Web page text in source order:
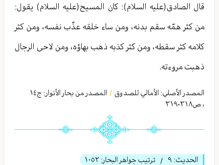
قال الصادق(عليه السلام): كان المسيح(عليه السلام) يقول:
من كثر همّه سقم بدنه، ومن ساء خلقه عذّب نفسه، ومن كثر
كلامه كثر سقطه، ومن كثر كذبه ذهب بهاؤه، ومن لاحى الرجال
ذهبت مروءته.
المصدر الأصلي: الأمالي للصدوق / المصدر من بحار الأنوار: ج١٤
، ص٣١٨-٣١٩
الحديث: ٩ / ترتيب جواهر البحار: ١٠٥٢